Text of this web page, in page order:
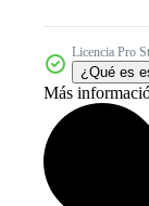
Licencia Pro
¿Qué es
Más